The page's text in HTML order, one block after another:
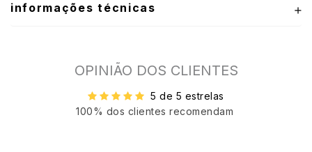
informações técnicas
OPINIÃO DOS CLIENTES
5 de 5 estrelas
100% dos clientes recomendam